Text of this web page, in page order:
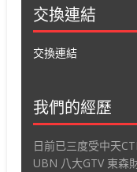
交換連結
交換連結
我們的經歷
日前已三度受中天
UBN 八大GTV 東森